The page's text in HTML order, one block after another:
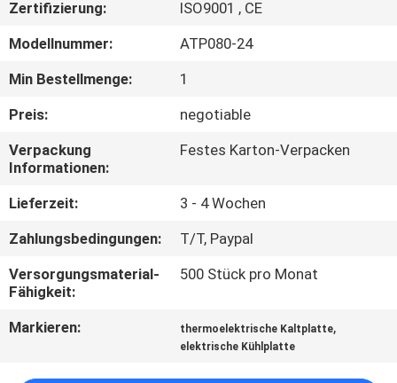
FABRIK-
AUSFLUG
QUALITÄTSKONTROLLE
KONTAKT
US
NACHRICHTEN
FÄLLE
Zertifizierung:
ISO9001 , CE
Modellnummer:
ATP080-24
Min Bestellmenge:
1
Preis:
negotiable
Verpackung
Informationen:
Festes Karton-Verpacken
Lieferzeit:
3 - 4 Wochen
Zahlungsbedingungen:
T/T, Paypal
Versorgungsmaterial-
Fähigkeit:
500 Stück pro Monat
Markieren: thermoelektrische Kaltplatte,
elektrische Kühlplatte